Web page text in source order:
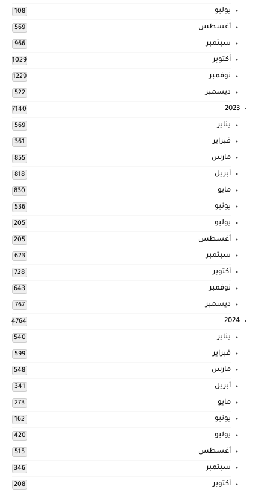
يوليو 108
أغسطس 569
سبتمبر 966
أكتوبر 1029
نوفمبر 1229
ديسمبر 522
2023
7140
يناير 569
فبراير 361
مارس 855
أبريل 818
مايو 830
يونيو 536
يوليو 205
أغسطس 205
سبتمبر 623
أكتوبر 728
نوفمبر 643
ديسمبر 767
2024
4764
يناير 540
فبراير 599
مارس 548
أبريل 341
مايو 273
يونيو 162
يوليو 420
أغسطس 515
سبتمبر 346
أكتوبر 208